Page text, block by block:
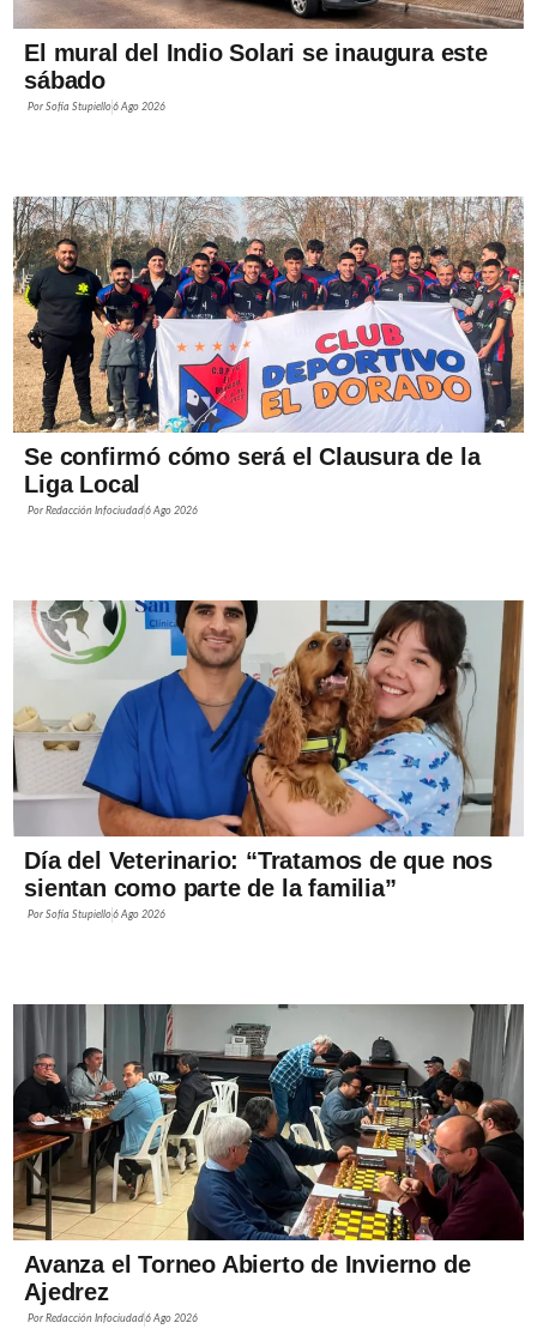
El mural del Indio Solari se inaugura este
sábado
PorSofía Stupiello6 Ago 2026
Se confirmó cómo será el Clausura de la
Liga Local
PorRedacción Infociudad6 Ago 2026
Día del Veterinario: “Tratamos de que nos
sientan como parte de la familia”
PorSofía Stupiello6 Ago 2026
Avanza el Torneo Abierto de Invierno de
Ajedrez
PorRedacción Infociudad6 Ago 2026